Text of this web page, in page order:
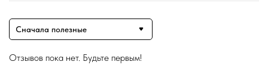
Сначала полезные
Отзывов пока нет. Будьте первым!